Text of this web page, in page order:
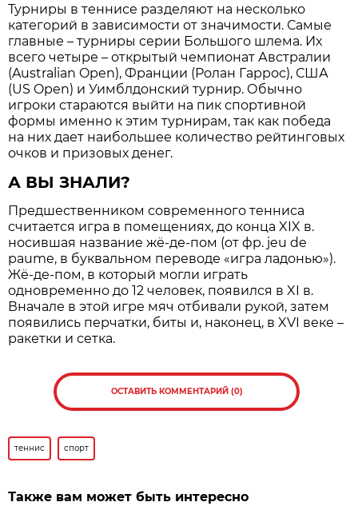
Турниры в теннисе разделяют на несколько
категорий в зависимости от значимости. Самые
главные – турниры серии Большого шлема. Их
всего четыре – открытый чемпионат Австралии
(Australian Open), Франции (Ролан Гаррос), США
(US Open) и Уимблдонский турнир. Обычно
игроки стараются выйти на пик спортивной
формы именно к этим турнирам, так как победа
на них дает наибольшее количество рейтинговых
очков и призовых денег.
А ВЫ ЗНАЛИ?
Предшественником современного тенниса
считается игра в помещениях, до конца XIX в.
носившая название жё-де-пом (от фр. jeu de
paume, в буквальном переводе «игра ладонью»).
Жё-де-пом, в который могли играть
одновременно до 12 человек, появился в XI в.
Вначале в этой игре мяч отбивали рукой, затем
появились перчатки, биты и, наконец, в XVI веке –
ракетки и сетка.
ОСТАВИТЬ КОММЕНТАРИЙ (0)
теннис спорт
Также вам может быть интересно